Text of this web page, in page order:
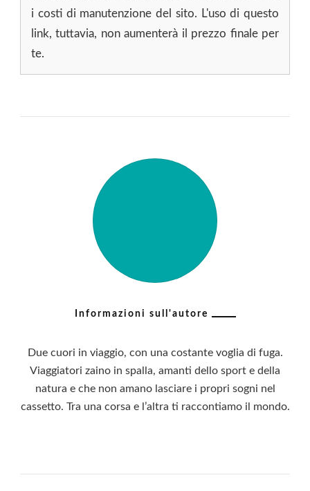
i costi di manutenzione del sito. L'uso di questo
link, tuttavia, non aumenterà il prezzo finale per
te.
Informazioni sull'autore
Due cuori in viaggio, con una costante voglia di fuga.
Viaggiatori zaino in spalla, amanti dello sport e della
natura e che non amano lasciare i propri sogni nel
cassetto. Tra una corsa e l’altra ti raccontiamo il mondo.